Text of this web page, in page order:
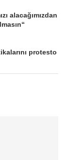
alacağımızdan
protesto